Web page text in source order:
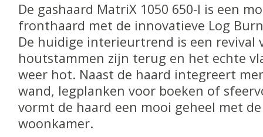
De gashaard MatriX 1050 650-I is een
fronthaard met de innovatieve Log
De huidige interieurtrend is een revival
houtstammen zijn terug en het echte
weer hot. Naast de haard integreert
wand, legplanken voor boeken of
vormt de haard een mooi geheel met
woonkamer.